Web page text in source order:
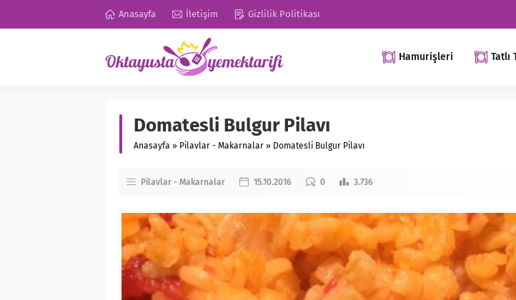
Anasayfa İletişim Gizlilik Politikası
Hamurişleri Tatlı
Domatesli Bulgur Pilavı
Anasayfa » Pilavlar - Makarnalar » Domatesli Bulgur Pilavı
Pilavlar - Makarnalar 15.10.2016 0 3.736